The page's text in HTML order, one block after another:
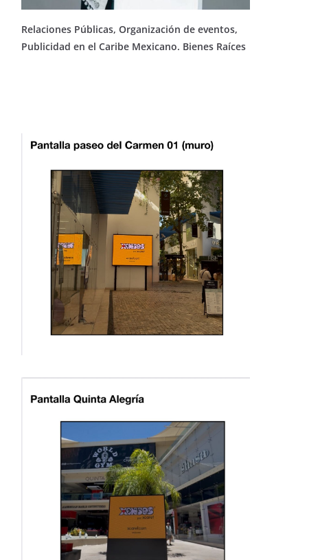
Relaciones Públicas, Organización de eventos,
Publicidad en el Caribe Mexicano. Bienes Raíces